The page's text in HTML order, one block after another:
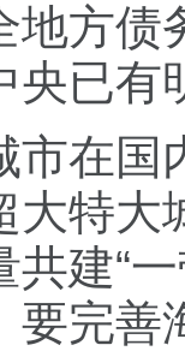
地方债
央已有
国
大特大
共建“
要完善